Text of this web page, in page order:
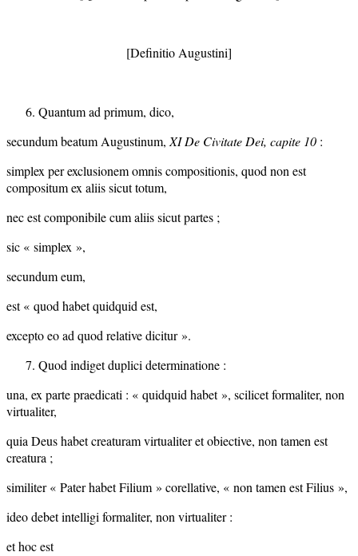
[Definitio Augustini]
Quantum ad primum, dico,
secundum beatum Augustinum,XI De Civitate Dei, capite 10 :
simplex per exclusionem omnis compositionis, quod non est
compositum ex aliis sicut totum,
nec est componibile cum aliis sicut partes ;
sic « simplex »,
secundum eum,
est « quod habet quidquid est,
excepto eo ad quod relative dicitur ».
Quod indiget duplici determinatione :
una, ex parte praedicati : « quidquid habet », scilicet formaliter, non
virtualiter,
quia Deus habet creaturam virtualiter et obiective, non tamen est
creatura ;
similiter « Pater habet Filium » corellative, « non tamen est Filius »,
ideo debet intelligi formaliter, non virtualiter :
et hoc est